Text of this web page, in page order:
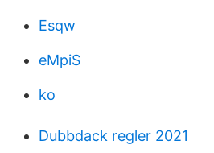
Esqw
eMpiS
ko
Dubbdack regler 2021